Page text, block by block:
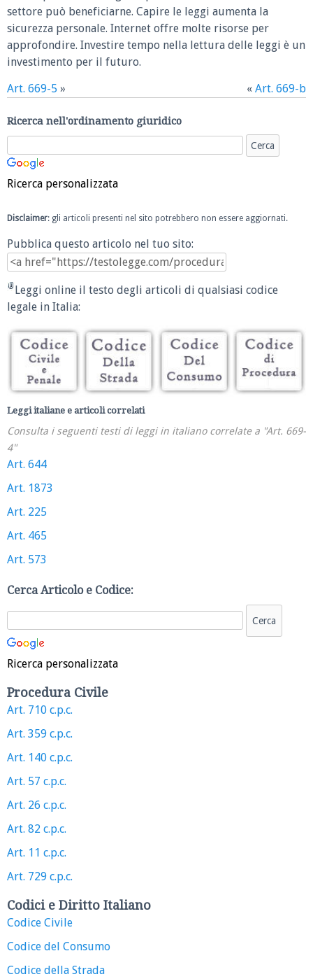
settore può beneficiarne. Capire le leggi aumenta la
sicurezza personale. Internet offre molte risorse per
approfondire. Investire tempo nella lettura delle leggi è un
investimento per il futuro.
Art. 669-5 » « Art. 669-b
Ricerca nell'ordinamento giuridico
Ricerca personalizzata
Disclaimer: gli articoli presenti nel sito potrebbero non essere aggiornati.
Pubblica questo articolo nel tuo sito:
Leggi online il testo degli articoli di qualsiasi codice
legale in Italia:
Leggi italiane e articoli correlati
Consulta i seguenti testi di leggi in italiano correlate a "Art. 669-
4"
Art. 644
Art. 1873
Art. 225
Art. 465
Art. 573
Cerca Articolo e Codice:
Ricerca personalizzata
Procedura Civile
Art. 710 c.p.c.
Art. 359 c.p.c.
Art. 140 c.p.c.
Art. 57 c.p.c.
Art. 26 c.p.c.
Art. 82 c.p.c.
Art. 11 c.p.c.
Art. 729 c.p.c.
Codici e Diritto Italiano
Codice Civile
Codice del Consumo
Codice della Strada